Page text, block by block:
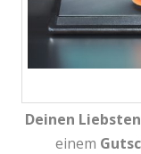
Deinen
einem